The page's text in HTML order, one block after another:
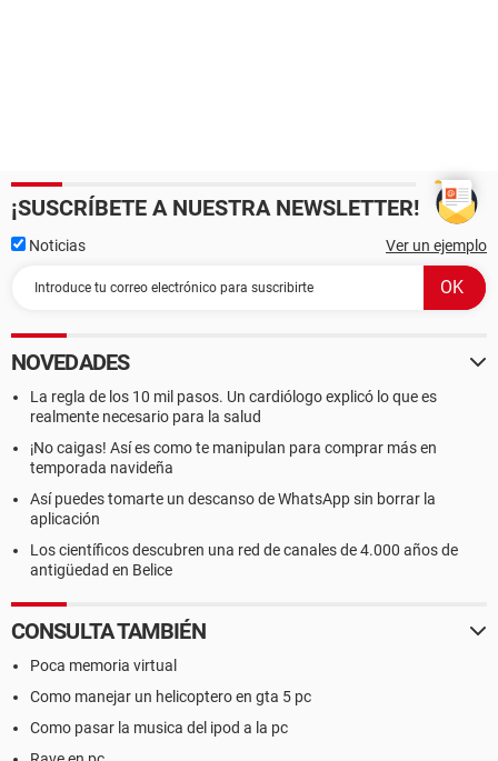
¡SUSCRÍBETE A NUESTRA NEWSLETTER!
Noticias Ver un ejemplo
NOVEDADES
La regla de los 10 mil pasos. Un cardiólogo explicó lo que es
realmente necesario para la salud
¡No caigas! Así es como te manipulan para comprar más en
temporada navideña
Así puedes tomarte un descanso de WhatsApp sin borrar la
aplicación
Los científicos descubren una red de canales de 4.000 años de
antigüedad en Belice
CONSULTA TAMBIÉN
Poca memoria virtual
Como manejar un helicoptero en gta 5 pc
Como pasar la musica del ipod a la pc